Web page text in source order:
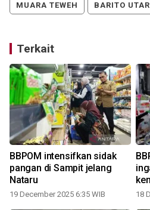
MUARA TEWEH BARITO
Terkait
BBPOM intensifkan sidak
pangan di Sampit jelang
Nataru
19 December 2025 6:35 WIB 18